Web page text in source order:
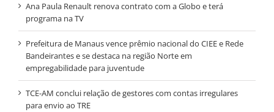
Ana Paula Renault renova contrato com a Globo e terá
programa na TV
Prefeitura de Manaus vence prêmio nacional do CIEE e Rede
Bandeirantes e se destaca na região Norte em
empregabilidade para juventude
TCE-AM conclui relação de gestores com contas irregulares
para envio ao TRE